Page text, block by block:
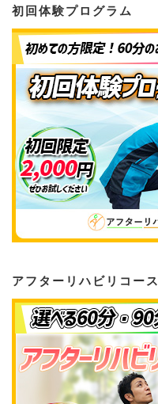
初回体験プログラム
アフターリハビリコース